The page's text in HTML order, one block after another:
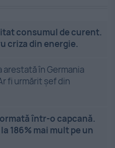
consumul de curent.
criza din energie.
în Germania
fi urmărit șef din
într-o capcană.
186% mai mult pe un